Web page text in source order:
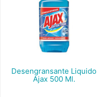
Desengransante Liquido
Ajax 500 Ml.